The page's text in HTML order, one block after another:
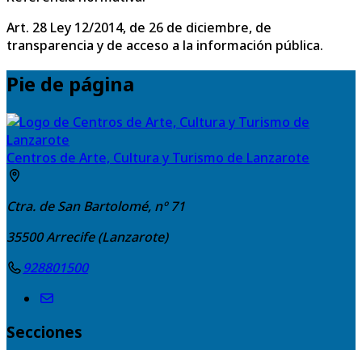
Art. 28 Ley 12/2014, de 26 de diciembre, de
transparencia y de acceso a la información pública.
Pie de página
Centros de Arte, Cultura y Turismo de Lanzarote
Ctra. de San Bartolomé, nº 71
35500Arrecife (Lanzarote)
928801500
Secciones